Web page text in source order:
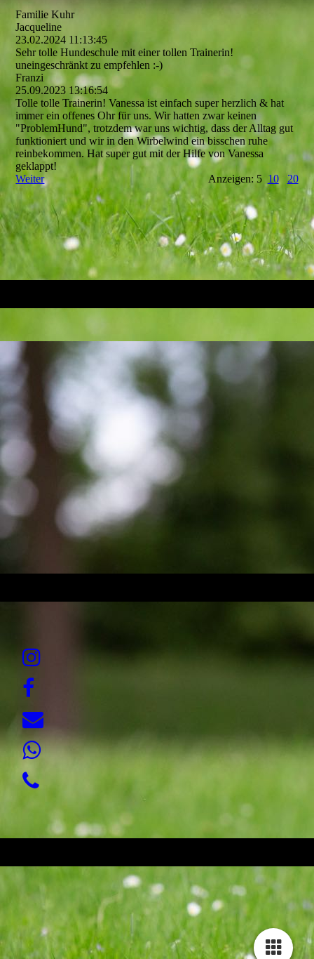
Familie Kuhr
Jacqueline
23.02.2024 11:13:45
Sehr tolle Hundeschule mit einer tollen Trainerin!
uneingeschränkt zu empfehlen :-)
Franzi
25.09.2023 13:16:54
Tolle tolle Trainerin! Vanessa ist einfach super herzlich & hat
immer ein offenes Ohr für uns. Wir hatten zwar keinen
"ProblemHund",­ trotzdem war uns wichtig, dass der Alltag gut
funktioniert und wir in den Wirbelwind ein bisschen ruhe
reinbekommen. Hat super gut mit der Hilfe von Vanessa
geklappt!
Weiter
Anzeigen: 5 10 20